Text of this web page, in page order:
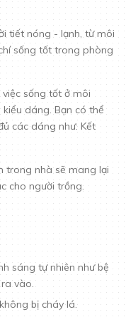
tiết nóng - lạnh, từ môi
sống tốt trong phòng
sống tốt ở môi
dáng. Bạn có thể
các dáng như: Kết
trong nhà sẽ mang lại
cho người trồng.
sáng tự nhiên như bệ
vào.
bị cháy lá.